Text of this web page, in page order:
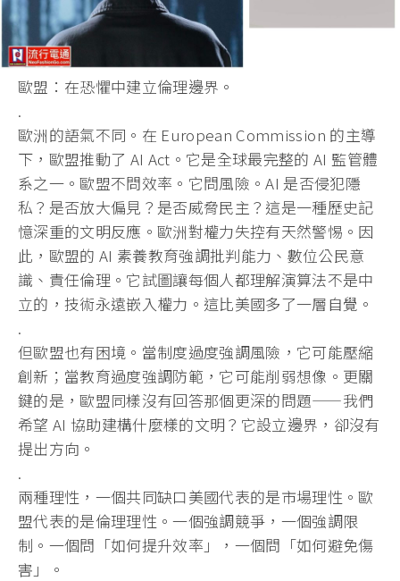
歐盟：在恐懼中建立倫理邊界。
.
歐洲的語氣不同。在 European Commission 的主導
下，歐盟推動了 AI Act。它是全球最完整的 AI 監管體
系之一。歐盟不問效率。它問風險。AI 是否侵犯隱
私？是否放大偏見？是否威脅民主？ 這是一種歷史記
憶深重的文明反應。歐洲對權力失控有天然警惕。 因
此，歐盟的 AI 素養教育強調批判能力、數位公民意
識、責任倫理。 它試圖讓每個人都理解演算法不是中
立的，技術永遠嵌入權力。 這比美國多了一層自覺。
.
但歐盟也有困境。當制度過度強調風險，它可能壓縮
創新； 當教育過度強調防範，它可能削弱想像。更關
鍵的是，歐盟同樣沒有回答那個更深的問題——我們
希望 AI 協助建構什麼樣的文明？它設立邊界，卻沒有
提出方向。
.
兩種理性，一個共同缺口美國代表的是市場理性。歐
盟代表的是倫理理性。一個強調競爭，一個強調限
制。一個問「如何提升效率」，一個問「如何避免傷
害」。